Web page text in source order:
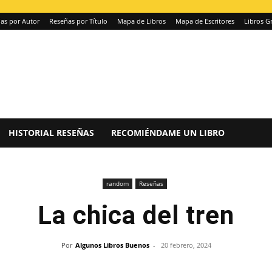
por Autor Reseñas por Título Mapa de Libros Mapa de Escritores Libros
HISTORIAL RESEÑAS RECOMIÉNDAME UN LIBRO
random Reseñas
La chica del tren
Por Algunos Libros Buenos - 20 febrero, 2024